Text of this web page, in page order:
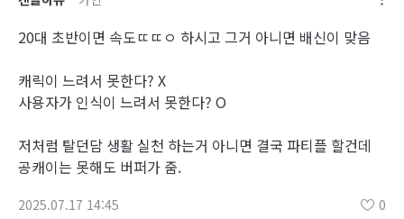
20대 초반이면 속도ㄸㄸㅇ 하시고 그거 아니면 배신이 맞음
캐릭이 느려서 못한다? X
사용자가 인식이 느려서 못한다? O
저처럼 탈던담 생활 실천 하는거 아니면 결국 파티플 할건데
공캐이는 못해도 버퍼가 줌.
2025.07.17 14:45 0